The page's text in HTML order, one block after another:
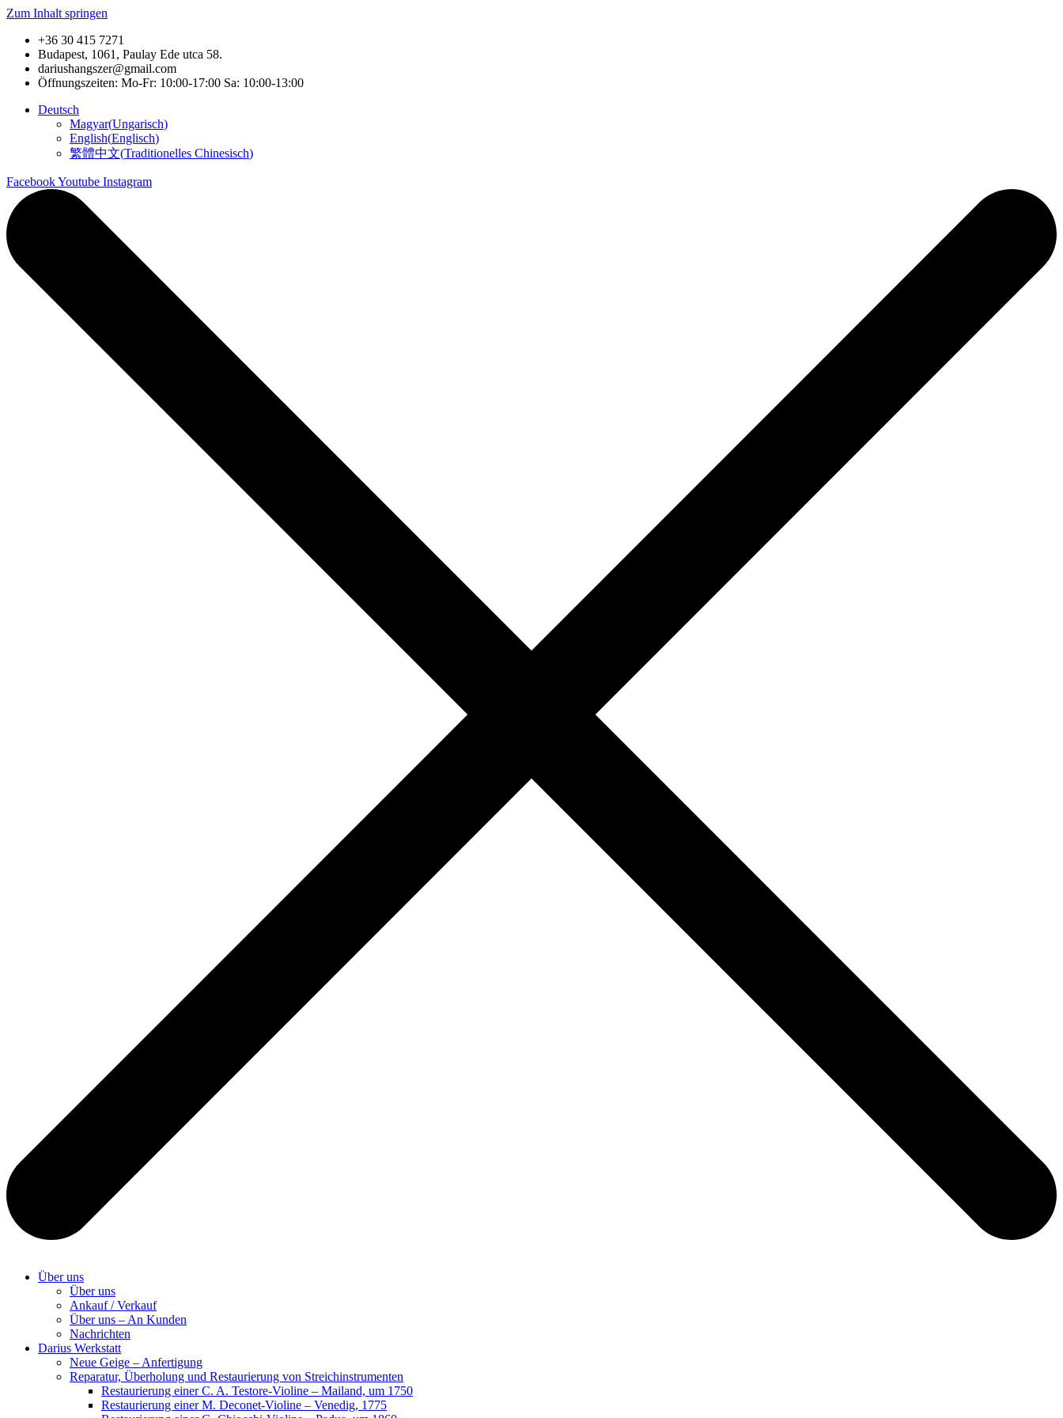
Zum Inhalt springen
+36 30 415 7271
Budapest, 1061, Paulay Ede utca 58.
dariushangszer@gmail.com
Öffnungszeiten: Mo-Fr: 10:00-17:00 Sa: 10:00-13:00
Deutsch
Magyar(Ungarisch)
English(Englisch)
繁體中文(Traditionelles Chinesisch)
FacebookYoutube Instagram
Über uns
Über uns
Ankauf / Verkauf
Über uns – An Kunden
Nachrichten
Darius Werkstatt
Neue Geige – Anfertigung
Reparatur, Überholung und Restaurierung von Streichinstrumenten
Restaurierung einer C. A. Testore-Violine – Mailand, um 1750
Restaurierung einer M. Deconet-Violine – Venedig, 1775